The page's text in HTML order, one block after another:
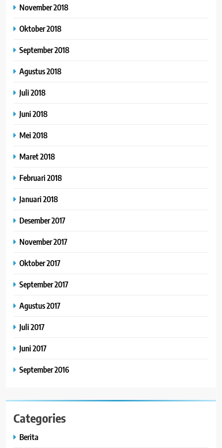
November 2018
Oktober 2018
September 2018
Agustus 2018
Juli 2018
Juni 2018
Mei 2018
Maret 2018
Februari 2018
Januari 2018
Desember 2017
November 2017
Oktober 2017
September 2017
Agustus 2017
Juli 2017
Juni 2017
September 2016
Categories
Berita